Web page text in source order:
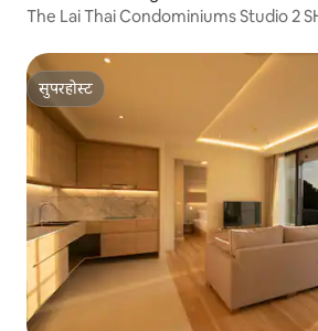
The Lai Thai Condominiums Studio 2
सुपरहोस्ट
सुपरहोस्ट